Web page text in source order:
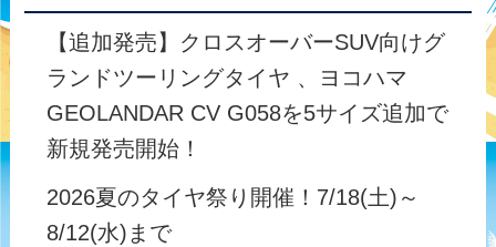
【追加発売】クロスオーバーSUV向けグ
ランドツーリングタイヤ 、ヨコハマ
GEOLANDAR CV G058を5サイズ追加で
新規発売開始！
2026夏のタイヤ祭り開催！7/18(土)～
8/12(水)まで